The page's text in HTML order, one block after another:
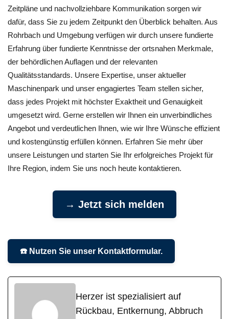
Zeitpläne und nachvollziehbare Kommunikation sorgen wir
dafür, dass Sie zu jedem Zeitpunkt den Überblick behalten. Aus
Rohrbach und Umgebung verfügen wir durch unsere fundierte
Erfahrung über fundierte Kenntnisse der ortsnahen Merkmale,
der behördlichen Auflagen und der relevanten
Qualitätsstandards. Unsere Expertise, unser aktueller
Maschinenpark und unser engagiertes Team stellen sicher,
dass jedes Projekt mit höchster Exaktheit und Genauigkeit
umgesetzt wird. Gerne erstellen wir Ihnen ein unverbindliches
Angebot und verdeutlichen Ihnen, wie wir Ihre Wünsche effizient
und kostengünstig erfüllen können. Erfahren Sie mehr über
unsere Leistungen und starten Sie Ihr erfolgreiches Projekt für
Ihre Region, indem Sie uns noch heute kontaktieren.
→ Jetzt sich melden
☎️ Nutzen Sie unser Kontaktformular.
Herzer ist spezialisiert auf
Rückbau, Entkernung, Abbruch